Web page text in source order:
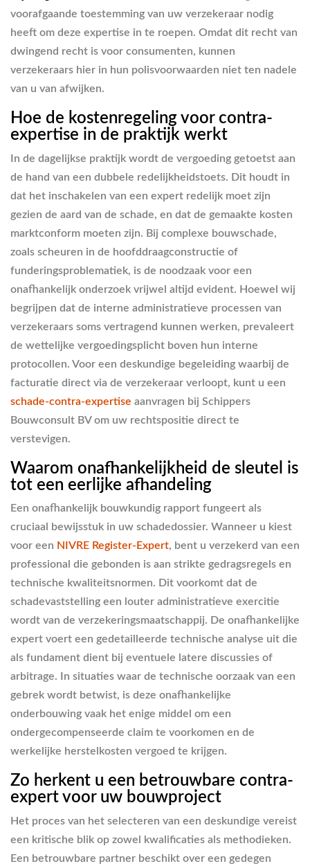
voorafgaande toestemming van uw verzekeraar nodig
heeft om deze expertise in te roepen. Omdat dit recht van
dwingend recht is voor consumenten, kunnen
verzekeraars hier in hun polisvoorwaarden niet ten nadele
van u van afwijken.
Hoe de kostenregeling voor contra-
expertise in de praktijk werkt
In de dagelijkse praktijk wordt de vergoeding getoetst aan
de hand van een dubbele redelijkheidstoets. Dit houdt in
dat het inschakelen van een expert redelijk moet zijn
gezien de aard van de schade, en dat de gemaakte kosten
marktconform moeten zijn. Bij complexe bouwschade,
zoals scheuren in de hoofddraagconstructie of
funderingsproblematiek, is de noodzaak voor een
onafhankelijk onderzoek vrijwel altijd evident. Hoewel wij
begrijpen dat de interne administratieve processen van
verzekeraars soms vertragend kunnen werken, prevaleert
de wettelijke vergoedingsplicht boven hun interne
protocollen. Voor een deskundige begeleiding waarbij de
facturatie direct via de verzekeraar verloopt, kunt u een
schade-contra-expertise aanvragen bij Schippers
Bouwconsult BV om uw rechtspositie direct te
verstevigen.
Waarom onafhankelijkheid de sleutel is
tot een eerlijke afhandeling
Een onafhankelijk bouwkundig rapport fungeert als
cruciaal bewijsstuk in uw schadedossier. Wanneer u kiest
voor een NIVRE Register-Expert, bent u verzekerd van een
professional die gebonden is aan strikte gedragsregels en
technische kwaliteitsnormen. Dit voorkomt dat de
schadevaststelling een louter administratieve exercitie
wordt van de verzekeringsmaatschappij. De onafhankelijke
expert voert een gedetailleerde technische analyse uit die
als fundament dient bij eventuele latere discussies of
arbitrage. In situaties waar de technische oorzaak van een
gebrek wordt betwist, is deze onafhankelijke
onderbouwing vaak het enige middel om een
ondergecompenseerde claim te voorkomen en de
werkelijke herstelkosten vergoed te krijgen.
Zo herkent u een betrouwbare contra-
expert voor uw bouwproject
Het proces van het selecteren van een deskundige vereist
een kritische blik op zowel kwalificaties als methodieken.
Een betrouwbare partner beschikt over een gedegen